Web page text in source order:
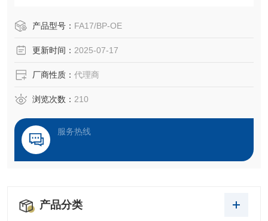
产品型号： FA17/BP-OE
更新时间： 2025-07-17
厂商性质： 代理商
浏览次数： 210
服务热线
产品分类